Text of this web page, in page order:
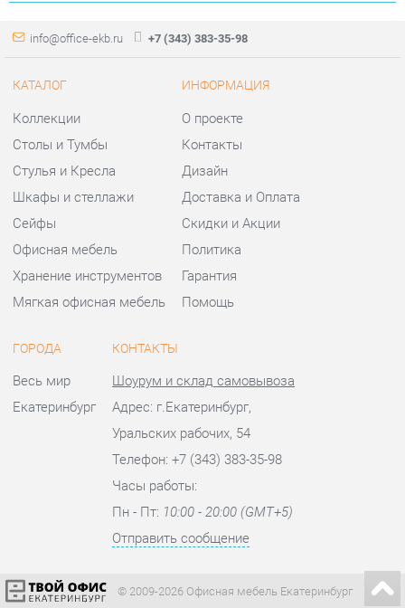
Шкафы и стеллажи
Сейфы
Офисная мебель
Хранение инструментов
Мягкая офисная мебель
Доставка и Оплата
Скидки и Акции
Политика
Гарантия
ГОРОДА КОНТАКТЫ
Телефон: +7 (343) 383-35-98
Часы работы:
© 2009-2026 Офисная мебель Екатеринбург